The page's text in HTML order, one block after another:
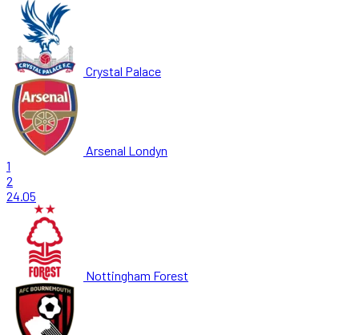
Crystal Palace
Arsenal Londyn
1
2
24.05
Nottingham Forest